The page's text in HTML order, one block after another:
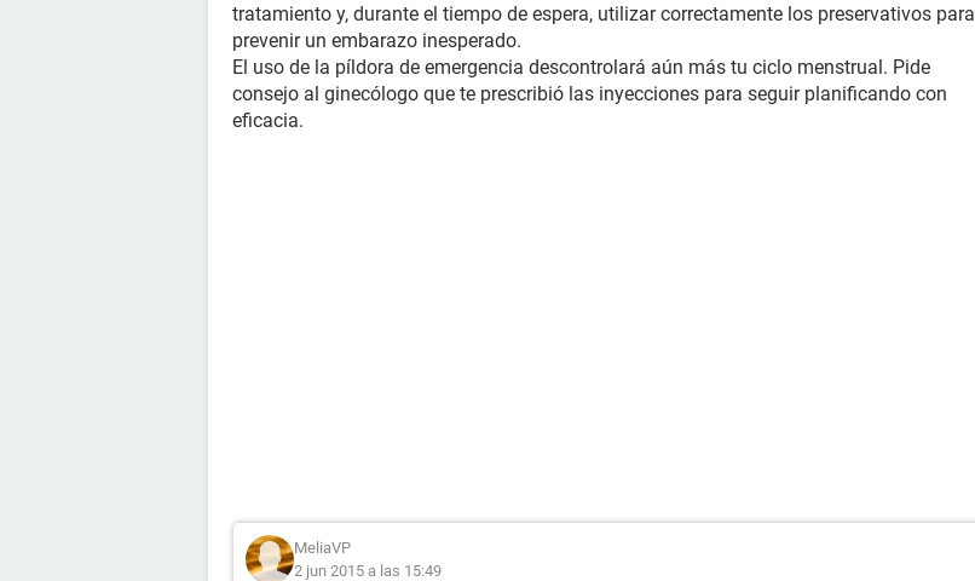
tratamiento y, durante el tiempo de espera, utilizar correctamente los preservativos para
prevenir un embarazo inesperado.
El uso de la píldora de emergencia descontrolará aún más tu ciclo menstrual. Pide
consejo al ginecólogo que te prescribió las inyecciones para seguir planificando con
eficacia.
MeliaVP
2 jun 2015 a las 15:49